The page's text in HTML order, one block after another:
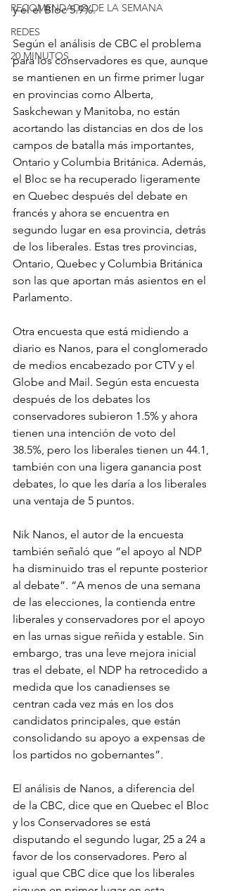
RECOMENDADO DE LA SEMANA
REDES
20 MINUTOS
y el el Bloc 5.9%.
Según el análisis de CBC el problema
para los conservadores es que, aunque
se mantienen en un firme primer lugar
en provincias como Alberta,
Saskchewan y Manitoba, no están
acortando las distancias en dos de los
campos de batalla más importantes,
Ontario y Columbia Británica. Además,
el Bloc se ha recuperado ligeramente
en Quebec después del debate en
francés y ahora se encuentra en
segundo lugar en esa provincia, detrás
de los liberales. Estas tres provincias,
Ontario, Quebec y Columbia Británica
son las que aportan más asientos en el
Parlamento.
Otra encuesta que está midiendo a
diario es Nanos, para el conglomerado
de medios encabezado por CTV y el
Globe and Mail. Según esta encuesta
después de los debates los
conservadores subieron 1.5% y ahora
tienen una intención de voto del
38.5%, pero los liberales tienen un 44.1,
también con una ligera ganancia post
debates, lo que les daría a los liberales
una ventaja de 5 puntos.
Nik Nanos, el autor de la encuesta
también señaló que “el apoyo al NDP
ha disminuido tras el repunte posterior
al debate”. “A menos de una semana
de las elecciones, la contienda entre
liberales y conservadores por el apoyo
en las urnas sigue reñida y estable. Sin
embargo, tras una leve mejora inicial
tras el debate, el NDP ha retrocedido a
medida que los canadienses se
centran cada vez más en los dos
candidatos principales, que están
consolidando su apoyo a expensas de
los partidos no gobernantes”.
El análisis de Nanos, a diferencia del
de la CBC, dice que en Quebec el Bloc
y los Conservadores se está
disputando el segundo lugar, 25 a 24 a
favor de los conservadores. Pero al
igual que CBC dice que los liberales